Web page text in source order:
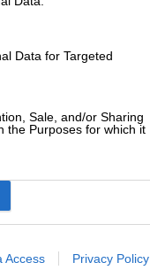
Data for Targeted
Sale, and/or Sharing
the Purposes for which it
Access Privacy Policy